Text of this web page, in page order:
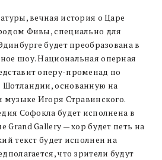
вечная история о Царе
Фивы, специально для
будет преобразована в
шоу. Национальная оперная
оперу-променад по
основанную на
музыке Игоря Стравинского.
Софокла будет исполнена в
Gallery — хор будет петь на
текст будет исполнен на
что зрители будут